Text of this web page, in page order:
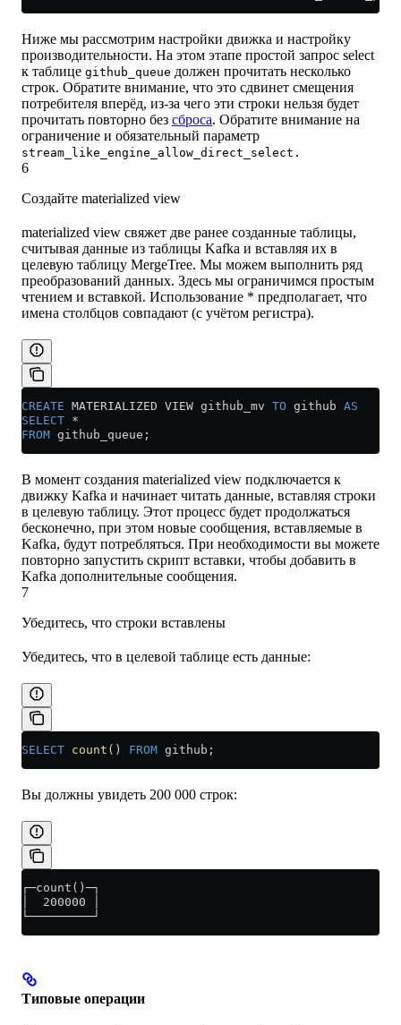
Ниже мы рассмотрим настройки движка и настройку
производительности. На этом этапе простой запрос select
к таблице github_queue должен прочитать несколько
строк. Обратите внимание, что это сдвинет смещения
потребителя вперёд, из-за чего эти строки нельзя будет
прочитать повторно без сброса. Обратите внимание на
ограничение и обязательный параметр
stream_like_engine_allow_direct_select.
6
Создайте materialized view
materialized view свяжет две ранее созданные таблицы,
считывая данные из таблицы Kafka и вставляя их в
целевую таблицу MergeTree. Мы можем выполнить ряд
преобразований данных. Здесь мы ограничимся простым
чтением и вставкой. Использование * предполагает, что
имена столбцов совпадают (с учётом регистра).
CREATE MATERIALIZED VIEW github_mv TO github AS
SELECT *
FROM github_queue;
В момент создания materialized view подключается к
движку Kafka и начинает читать данные, вставляя строки
в целевую таблицу. Этот процесс будет продолжаться
бесконечно, при этом новые сообщения, вставляемые в
Kafka, будут потребляться. При необходимости вы можете
повторно запустить скрипт вставки, чтобы добавить в
Kafka дополнительные сообщения.
7
Убедитесь, что строки вставлены
Убедитесь, что в целевой таблице есть данные:
SELECT count () FROM github;
Вы должны увидеть 200 000 строк:
┌─count()─┐
│  200000 │
└─────────┘
Типовые операции